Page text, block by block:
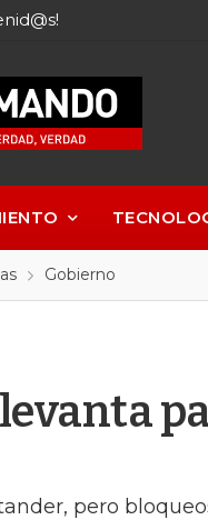
Gobierno
pero